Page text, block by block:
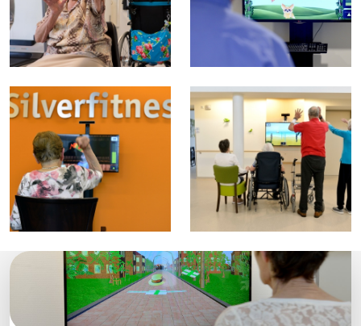
Tover
Pixie
Nustep
T6 Pro
T4 Home
Dividat
Dividat Neuro Gym